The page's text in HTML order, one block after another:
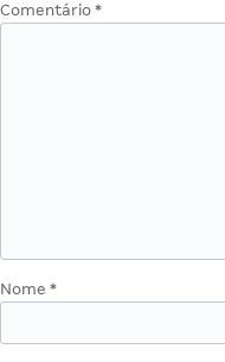
Comentário *
Nome *